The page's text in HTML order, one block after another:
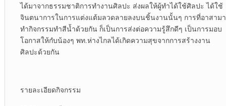
ได้มาจากธรรมชาติการทำงานศิลปะ ส่งผลให้ผู้ทำได้ใช้ศิลปะ ได้ใช้
จินตนาการในการแต่งแต้มลวดลายลงบนชิ้นงานนั้นๆ การที่อาสามา
ทำกิจกรรมทำสีน้ำด้วยกัน ก็เป็นการส่งต่อความรู้สึกดีๆ เป็นการมอบ
โอกาสให้กํบน้องๆ พท.ห่างไกลได้เกิดความสุขจากการสร้างงาน
ศิลปะด้วยกัน
รายละเอียดกิจกรรม